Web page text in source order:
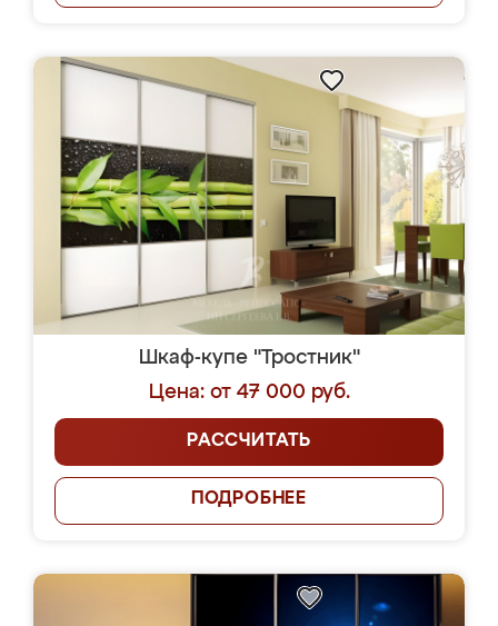
Шкаф-купе "Тростник"
Цена: от 47 000 руб.
РАССЧИТАТЬ
ПОДРОБНЕЕ